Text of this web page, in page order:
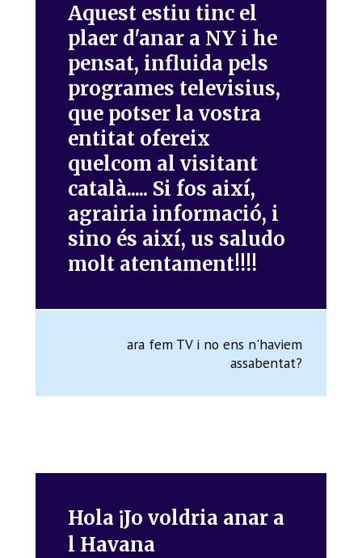
Aquest estiu tinc el
plaer d'anar a NY i he
pensat, influida pels
programes televisius,
que potser la vostra
entitat ofereix
quelcom al visitant
català..... Si fos així,
agrairia informació, i
sino és així, us saludo
molt atentament!!!!
ara fem TV i no ens n'haviem
assabentat?
Hola ¡Jo voldria anar a
l Havana